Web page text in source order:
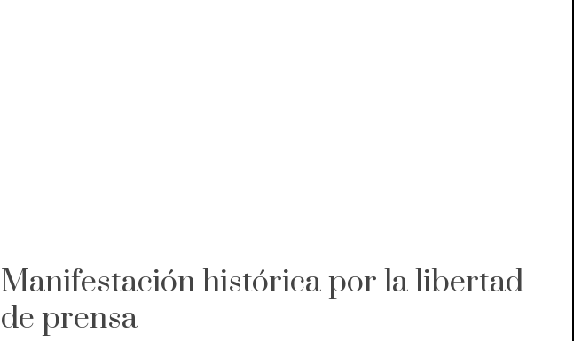
Manifestación histórica por la libertad
de prensa